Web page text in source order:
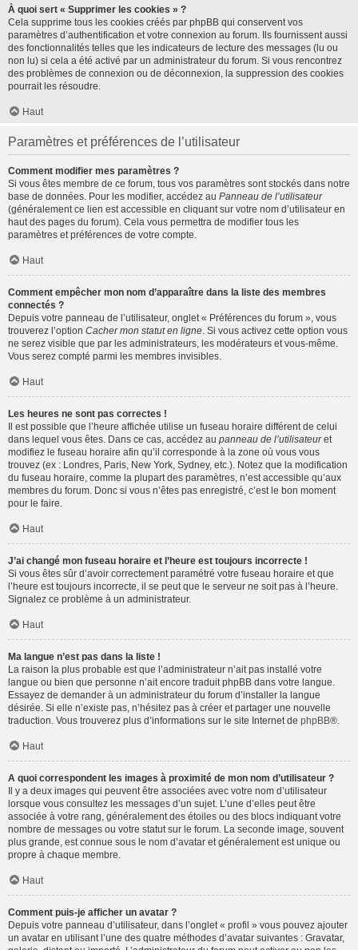
À quoi sert « Supprimer les cookies » ?
Cela supprime tous les cookies créés par phpBB qui conservent vos
paramètres d’authentification et votre connexion au forum. Ils fournissent aussi
des fonctionnalités telles que les indicateurs de lecture des messages (lu ou
non lu) si cela a été activé par un administrateur du forum. Si vous rencontrez
des problèmes de connexion ou de déconnexion, la suppression des cookies
pourrait les résoudre.
Haut
Paramètres et préférences de l’utilisateur
Comment modifier mes paramètres ?
Si vous êtes membre de ce forum, tous vos paramètres sont stockés dans notre
base de données. Pour les modifier, accédez au Panneau de l’utilisateur
(généralement ce lien est accessible en cliquant sur votre nom d’utilisateur en
haut des pages du forum). Cela vous permettra de modifier tous les
paramètres et préférences de votre compte.
Haut
Comment empêcher mon nom d’apparaître dans la liste des membres
connectés ?
Depuis votre panneau de l’utilisateur, onglet « Préférences du forum », vous
trouverez l’option Cacher mon statut en ligne. Si vous activez cette option vous
ne serez visible que par les administrateurs, les modérateurs et vous-même.
Vous serez compté parmi les membres invisibles.
Haut
Les heures ne sont pas correctes !
Il est possible que l’heure affichée utilise un fuseau horaire différent de celui
dans lequel vous êtes. Dans ce cas, accédez au panneau de l’utilisateuret
modifiez le fuseau horaire afin qu’il corresponde à la zone où vous vous
trouvez (ex : Londres, Paris, New York, Sydney, etc.). Notez que la modification
du fuseau horaire, comme la plupart des paramètres, n’est accessible qu’aux
membres du forum. Donc si vous n’êtes pas enregistré, c’est le bon moment
pour le faire.
Haut
J’ai changé mon fuseau horaire et l’heure est toujours incorrecte !
Si vous êtes sûr d’avoir correctement paramétré votre fuseau horaire et que
l’heure est toujours incorrecte, il se peut que le serveur ne soit pas à l’heure.
Signalez ce problème à un administrateur.
Haut
Ma langue n’est pas dans la liste !
La raison la plus probable est que l’administrateur n’ait pas installé votre
langue ou bien que personne n’ait encore traduit phpBB dans votre langue.
Essayez de demander à un administrateur du forum d’installer la langue
désirée. Si elle n’existe pas, n’hésitez pas à créer et partager une nouvelle
traduction. Vous trouverez plus d’informations sur le site Internet de phpBB®.
Haut
A quoi correspondent les images à proximité de mon nom d’utilisateur ?
Il y a deux images qui peuvent être associées avec votre nom d’utilisateur
lorsque vous consultez les messages d’un sujet. L’une d’elles peut être
associée à votre rang, généralement des étoiles ou des blocs indiquant votre
nombre de messages ou votre statut sur le forum. La seconde image, souvent
plus grande, est connue sous le nom d’avatar et généralement est unique ou
propre à chaque membre.
Haut
Comment puis-je afficher un avatar ?
Depuis votre panneau d’utilisateur, dans l’onglet « profil » vous pouvez ajouter
un avatar en utilisant l’une des quatre méthodes d’avatar suivantes : Gravatar,